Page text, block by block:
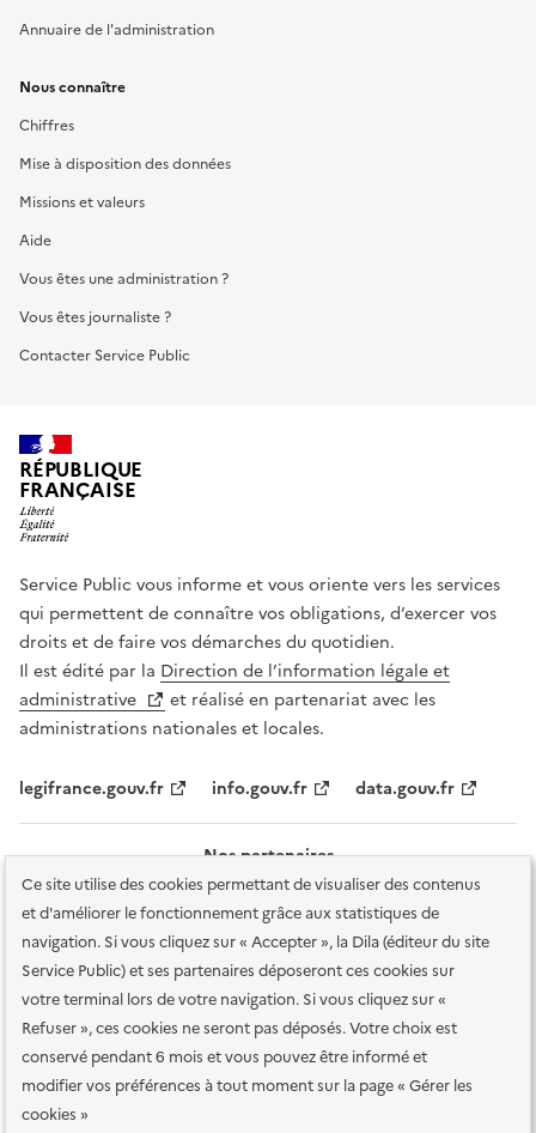
Ce site utilise des cookies permettant de visualiser des contenus
et d'améliorer le fonctionnement grâce aux statistiques de
navigation. Si vous cliquez sur « Accepter », la Dila (éditeur du site
Service Public) et ses partenaires déposeront ces cookies sur
votre terminal lors de votre navigation. Si vous cliquez sur «
Refuser », ces cookies ne seront pas déposés. Votre choix est
conservé pendant 6 mois et vous pouvez être informé et
modifier vos préférences à tout moment sur la page « Gérer les
cookies »
Annuaire de l'administration
Nous connaître
Chiffres
Mise à disposition des données
Missions et valeurs
Aide
Vous êtes une administration ?
Vous êtes journaliste ?
Contacter Service Public
RÉPUBLIQUE
FRANÇAISE
Service Public vous informe et vous oriente vers les services
qui permettent de connaître vos obligations, d’exercer vos
droits et de faire vos démarches du quotidien.
Il est édité par la Direction de l’information légale et
administrative
et réalisé en partenariat avec les
administrations nationales et locales.
legifrance.gouv.fr info.gouv.fr data.gouv.fr
Nos partenaires
Plan du site Accessibilité : totalement conforme
Accessibilité des
services en ligne Mentions légales Données personnelles et sécurité
Conditions générales d'utilisation Gestion des cookies